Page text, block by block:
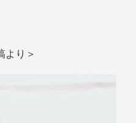
より＞